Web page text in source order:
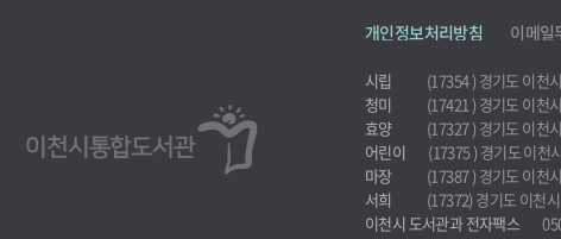
개인정보처리방침 이메일
시립 (17354 ) 경기도 이천
청미
(17421 ) 경기도 이천
효양
(17327 ) 경기도 이천
어린이
(17375 ) 경기도 이천
마장
(17387 ) 경기도 이천
서희
(17372) 경기도 이천
이천시 도서관과 전자팩스